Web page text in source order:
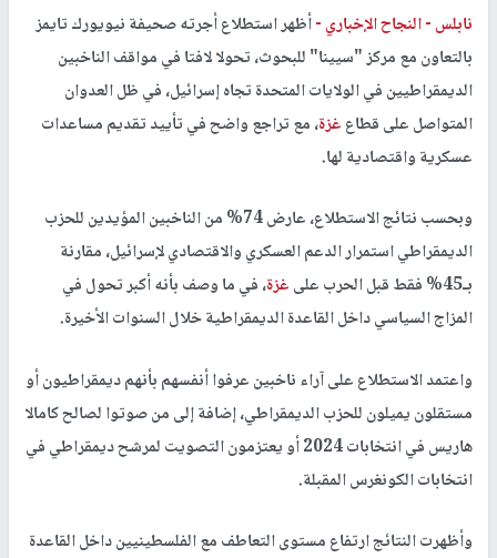
نابلس -النجاح الإخباري -أظهر استطلاع أجرته صحيفة نيويورك تايمز
بالتعاون مع مركز "سيينا" للبحوث، تحولا لافتا في مواقف الناخبين
الديمقراطيين في الولايات المتحدة تجاه إسرائيل، في ظل العدوان
المتواصل على قطاعغزة، مع تراجع واضح في تأييد تقديم مساعدات
عسكرية واقتصادية لها.
وبحسب نتائج الاستطلاع، عارض 74% من الناخبين المؤيدين للحزب
الديمقراطي استمرار الدعم العسكري والاقتصادي لإسرائيل، مقارنة
بـ45% فقط قبل الحرب على
غزة، في ما وصف بأنه أكبر تحول في
المزاج السياسي داخل القاعدة الديمقراطية خلال السنوات الأخيرة.
واعتمد الاستطلاع على آراء ناخبين عرفوا أنفسهم بأنهم ديمقراطيون أو
مستقلون يميلون للحزب الديمقراطي، إضافة إلى من صوتوا لصالح كامالا
هاريس في انتخابات 2024 أو يعتزمون التصويت لمرشح ديمقراطي في
انتخابات الكونغرس المقبلة.
وأظهرت النتائج ارتفاع مستوى التعاطف مع الفلسطينيين داخل القاعدة